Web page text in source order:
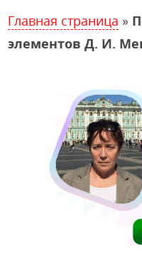
Главная страница »
элементов Д. И.